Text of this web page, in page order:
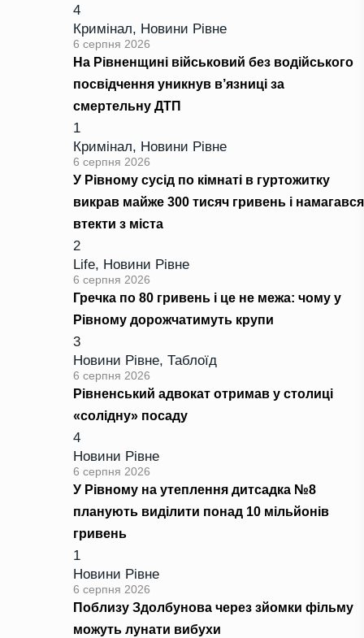
4
Кримінал, Новини Рівне
6 серпня 2026
На Рівненщині військовий без водійського
посвідчення уникнув в’язниці за
смертельну ДТП
1
Кримінал, Новини Рівне
6 серпня 2026
У Рівному сусід по кімнаті в гуртожитку
викрав майже 300 тисяч гривень і намагався
втекти з міста
2
Life, Новини Рівне
6 серпня 2026
Гречка по 80 гривень і це не межа: чому у
Рівному дорожчатимуть крупи
3
Новини Рівне, Таблоїд
6 серпня 2026
Рівненський адвокат отримав у столиці
«солідну» посаду
4
Новини Рівне
6 серпня 2026
У Рівному на утеплення дитсадка №8
планують виділити понад 10 мільйонів
гривень
1
Новини Рівне
6 серпня 2026
Поблизу Здолбунова через зйомки фільму
можуть лунати вибухи